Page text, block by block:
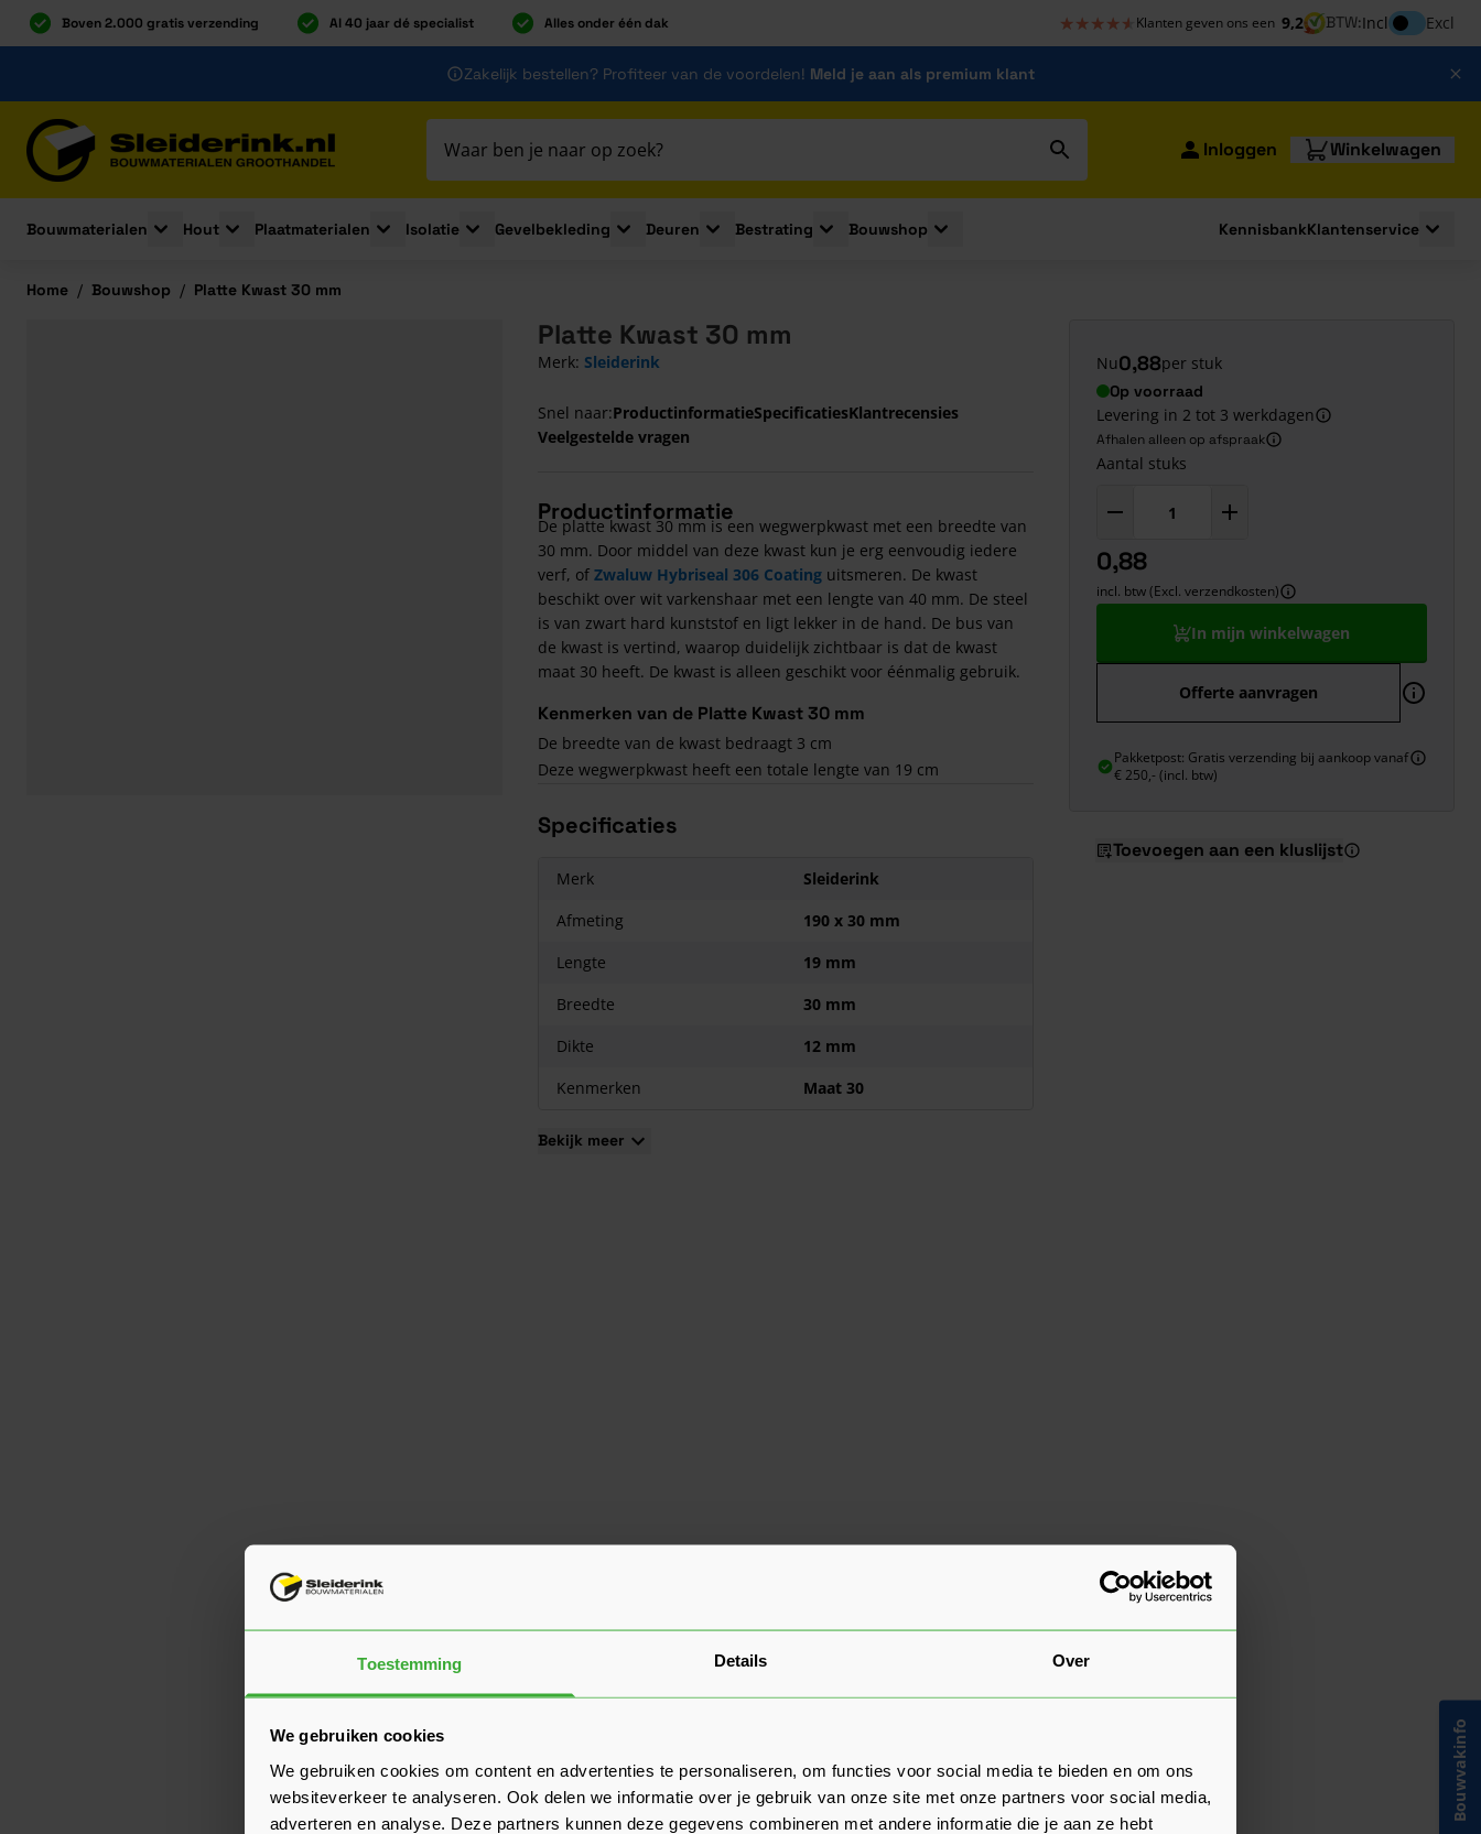
Toestemming Details Over
We gebruiken cookies
We gebruiken cookies om content en advertenties te personaliseren, om functies voor social media te bieden en om ons
websiteverkeer te analyseren. Ook delen we informatie over je gebruik van onze site met onze partners voor social media,
adverteren en analyse. Deze partners kunnen deze gegevens combineren met andere informatie die je aan ze hebt
Boven 2.000 gratis verzending Al 40 jaar dé specialist Alles onder één dak ★★★★★
★★★★★ Klanten geven ons een 9,2 BTW:InclInclusief btw
Excl
Zakelijk bestellen? Profiteer van de voordelen! Meld je aan als premium klant
Inloggen Winkelwagen
Bouwmaterialen
Toggle submenu for Bouwmaterialen
Hout
Toggle submenu for Hout
Plaatmaterialen
Toggle submenu for Plaatmaterialen
Isolatie
Toggle submenu for Isolatie
Gevelbekleding
Toggle submenu for Gevelbekleding
Deuren
Toggle submenu for Deuren
Bestrating
Toggle submenu for Bestrating
Bouwshop
Toggle submenu for Bouwshop
KennisbankKlantenservice
Home / Bouwshop / Platte Kwast 30 mm
Platte Kwast 30 mm
Merk: Sleiderink
Snel naar:ProductinformatieSpecificatiesKlantrecensies
Veelgestelde vragen
Productinformatie
De platte kwast 30 mm is een wegwerpkwast met een breedte van
30 mm. Door middel van deze kwast kun je erg eenvoudig iedere
verf, of Zwaluw Hybriseal 306 Coating uitsmeren. De kwast
beschikt over wit varkenshaar met een lengte van 40 mm. De steel
is van zwart hard kunststof en ligt lekker in de hand. De bus van
de kwast is vertind, waarop duidelijk zichtbaar is dat de kwast
maat 30 heeft. De kwast is alleen geschikt voor éénmalig gebruik.
Kenmerken van de Platte Kwast 30 mm
De breedte van de kwast bedraagt 3 cm
Deze wegwerpkwast heeft een totale lengte van 19 cm
Specificaties
Merk
Sleiderink
Afmeting
190 x 30 mm
Lengte
19 mm
Breedte
30 mm
Dikte
12 mm
Kenmerken
Maat 30
Bekijk meer
Nu0,88per stuk
Op voorraad
Levering in 2 tot 3 werkdagen
Afhalen alleen op afspraak
Aantal stuks
0,88
incl. btw (Excl. verzendkosten)
In mijn winkelwagen
Offerte aanvragen
Pakketpost: Gratis verzending bij aankoop vanaf
€ 250,- (incl. btw)
Toevoegen aan een kluslijst
Bouwvakinfo